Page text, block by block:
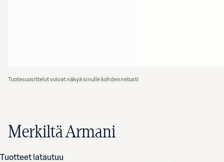
Tuotesuosittelut voivat näkyä sinulle kohdennetusti
Merkiltä Armani
Tuotteet latautuu